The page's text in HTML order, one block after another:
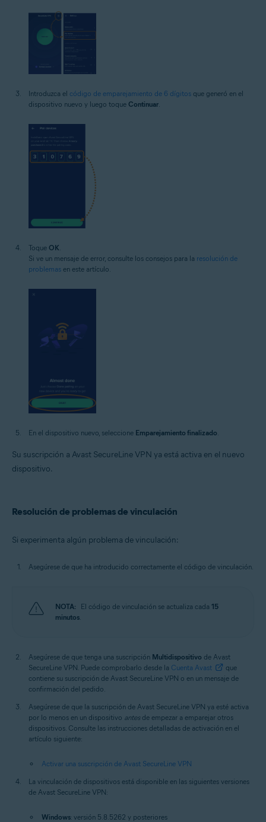
Introduzca el código de emparejamiento de 6 dígitos que generó en el
dispositivo nuevo y luego toque Continuar
Toque OK
Si ve un mensaje de error, consulte los consejos para la resolución de
problemas en este artículo.
En el dispositivo nuevo, seleccione Emparejamiento finalizado.
Su suscripción a Avast SecureLine VPN ya está activa en el nuevo
dispositivo.
Resolución de problemas de vinculación
Si experimenta algún problema de vinculación:
Asegúrese de que ha introducido correctamente el código de vinculación.
NOTA: El código de vinculación se actualiza cada 15
minutos.
Asegúrese de que tenga una suscripción Multidispositivo de Avast
SecureLine VPN. Puede comprobarlo desde la Cuenta Avast
que
contiene su suscripción de Avast SecureLine VPN o en un mensaje de
confirmación del pedido.
Asegúrese de que la suscripción de Avast SecureLine VPN ya esté activa
por lo menos en un dispositivo antesde empezar a emparejar otros
dispositivos. Consulte las instrucciones detalladas de activación en el
artículo siguiente:
Activar una suscripción de Avast SecureLine VPN
La vinculación de dispositivos está disponible en las siguientes versiones
de Avast SecureLine VPN:
Windows: versión 5.8.5262 y posteriores